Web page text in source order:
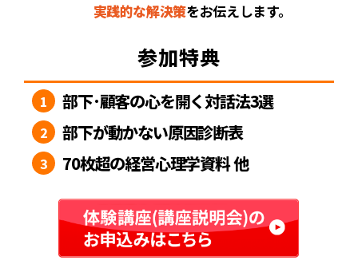
実践的な解決策をお伝えします。
参加特典
1 部下･顧客の心を開く対話法3選
2 部下が動かない原因診断表
3 70枚超の経営心理学資料 他